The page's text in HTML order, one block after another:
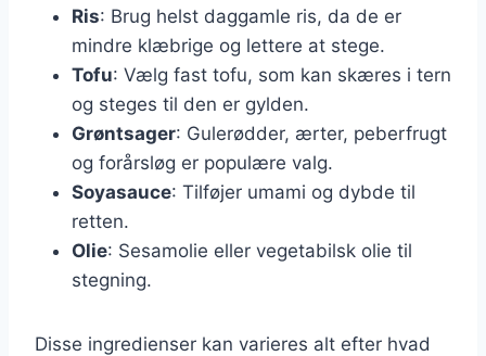
Ris: Brug helst daggamle ris, da de er
mindre klæbrige og lettere at stege.
Tofu: Vælg fast tofu, som kan skæres i tern
og steges til den er gylden.
Grøntsager: Gulerødder, ærter, peberfrugt
og forårsløg er populære valg.
Soyasauce: Tilføjer umami og dybde til
retten.
Olie: Sesamolie eller vegetabilsk olie til
stegning.
Disse ingredienser kan varieres alt efter hvad